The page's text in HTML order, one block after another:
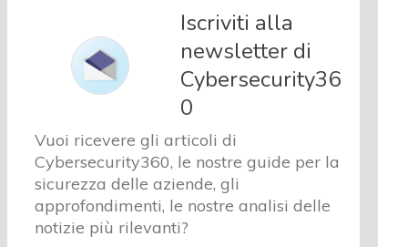
e analisi
sicurezza
e privacy
Chi
siamo
Iscriviti alla
newsletter di
Cybersecurity36
0
Vuoi ricevere gli articoli di
Cybersecurity360, le nostre guide per la
sicurezza delle aziende, gli
approfondimenti, le nostre analisi delle
notizie più rilevanti?